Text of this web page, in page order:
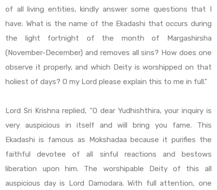
of all living entities, kindly answer some questions that I
have. What is the name of the Ekadashi that occurs during
the light fortnight of the month of Margashirsha
(November-December) and removes all sins? How does one
observe it properly, and which Deity is worshipped on that
holiest of days? O my Lord please explain this to me in full."
Lord Sri Krishna replied, "O dear Yudhishthira, your inquiry is
very auspicious in itself and will bring you fame. This
Ekadashi is famous as Mokshadaa because it purifies the
faithful devotee of all sinful reactions and bestows
liberation upon him. The worshipable Deity of this all
auspicious day is Lord Damodara. With full attention, one